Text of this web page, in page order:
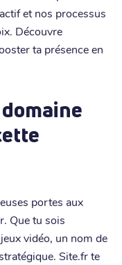
et nos processus
Découvre
ta présence en
portes aux
Que tu sois
vidéo, un nom de
Site.fr te